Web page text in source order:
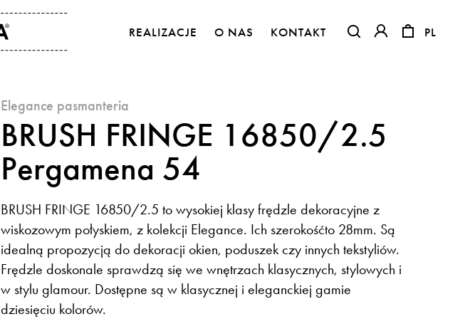
REALIZACJE O NAS
KONTAKT
PL
PL
Dane kontaktowe
Gdzie kupić
Eksport
Flora – szenil inspirowany naturą
elegance pasmanteria
BRUSH FRINGE 16850/2.5
Pergamena 54
BRUSH FRINGE 16850/2.5 to wysokiej klasy frędzle dekoracyjne z
wiskozowym połyskiem, z kolekcji Elegance. Ich szerokośćto 28mm. Są
idealną propozycją do dekoracji okien, poduszek czy innych tekstyliów.
Frędzle doskonale sprawdzą się we wnętrzach klasycznych, stylowych i
w stylu glamour. Dostępne są w klasycznej i eleganckiej gamie
dziesięciu kolorów.